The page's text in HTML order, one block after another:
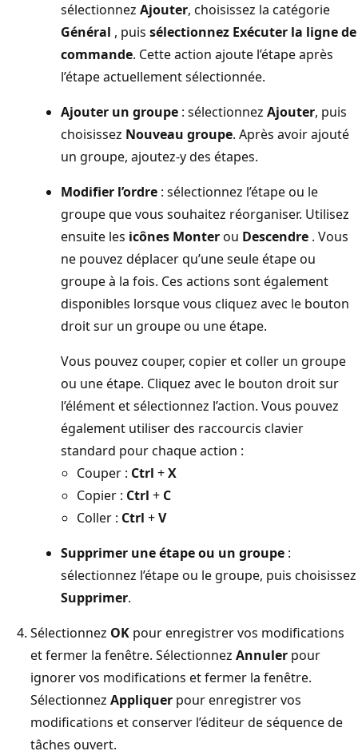
sélectionnez Ajouter, choisissez la catégorie
Général , puis sélectionnez Exécuter la ligne de
commande. Cette action ajoute l’étape après
l’étape actuellement sélectionnée.
Ajouter un groupe : sélectionnez Ajouter, puis
choisissez Nouveau groupe. Après avoir ajouté
un groupe, ajoutez-y des étapes.
Modifier l’ordre : sélectionnez l’étape ou le
groupe que vous souhaitez réorganiser. Utilisez
ensuite les icônes Monterou Descendre . Vous
ne pouvez déplacer qu’une seule étape ou
groupe à la fois. Ces actions sont également
disponibles lorsque vous cliquez avec le bouton
droit sur un groupe ou une étape.
Vous pouvez couper, copier et coller un groupe
ou une étape. Cliquez avec le bouton droit sur
l’élément et sélectionnez l’action. Vous pouvez
également utiliser des raccourcis clavier
standard pour chaque action :
Couper : Ctrl +X
Copier : Ctrl + C
Coller : Ctrl +V
Supprimer une étape ou un groupe :
sélectionnez l’étape ou le groupe, puis choisissez
Supprimer.
Sélectionnez OK pour enregistrer vos modifications
et fermer la fenêtre. Sélectionnez Annuler pour
ignorer vos modifications et fermer la fenêtre.
Sélectionnez Appliquer pour enregistrer vos
modifications et conserver l’éditeur de séquence de
tâches ouvert.